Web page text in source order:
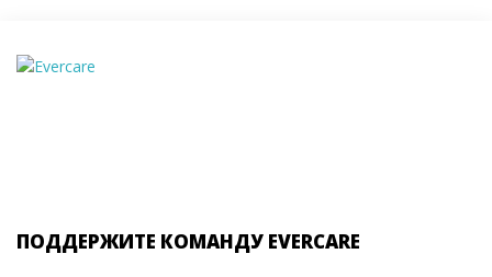
ПОДДЕРЖИТЕ КОМАНДУ EVERCARE